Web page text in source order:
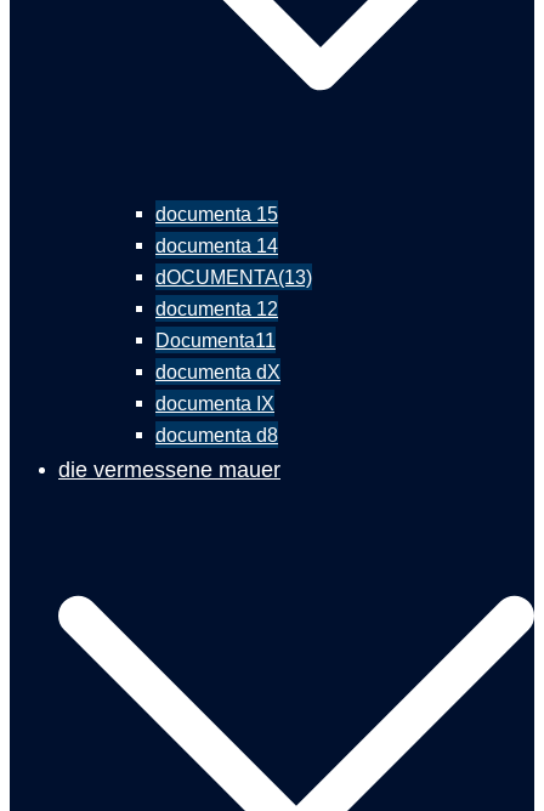
documenta 15
documenta 14
dOCUMENTA(13)
documenta 12
Documenta11
documenta dX
documenta IX
documenta d8
die vermessene mauer